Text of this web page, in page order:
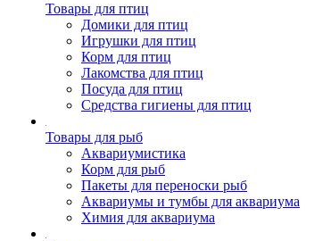
Товары для птиц
Домики для птиц
Игрушки для птиц
Корм для птиц
Лакомства для птиц
Посуда для птиц
Средства гигиены для птиц
Товары для рыб
Аквариумистика
Корм для рыб
Пакеты для переноски рыб
Аквариумы и тумбы для аквариума
Химия для аквариума